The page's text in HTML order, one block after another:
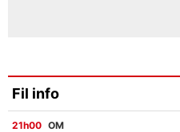
Fil info
21h00 OM